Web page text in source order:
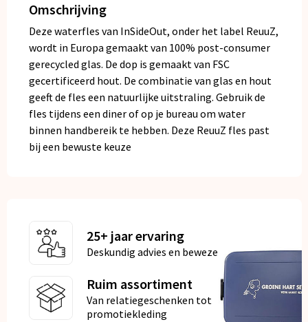
Omschrijving
Deze waterfles van InSideOut, onder het label ReuuZ,
wordt in Europa gemaakt van 100% post-consumer
gerecycled glas. De dop is gemaakt van FSC
gecertificeerd hout. De combinatie van glas en hout
geeft de fles een natuurlijke uitstraling. Gebruik de
fles tijdens een diner of op je bureau om water
binnen handbereik te hebben. Deze ReuuZ fles past
bij een bewuste keuze
25+ jaar ervaring
Deskundig advies en bewezen kwaliteit
Ruim assortiment
Van relatiegeschenken tot
promotiekleding